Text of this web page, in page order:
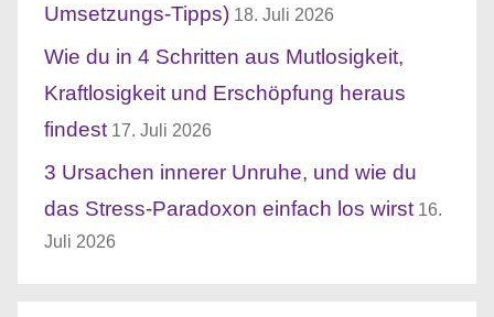
Umsetzungs-Tipps) 18. Juli 2026
Wie du in 4 Schritten aus Mutlosigkeit,
Kraftlosigkeit und Erschöpfung heraus
findest 17. Juli 2026
3 Ursachen innerer Unruhe, und wie du
das Stress-Paradoxon einfach los wirst 16.
Juli 2026